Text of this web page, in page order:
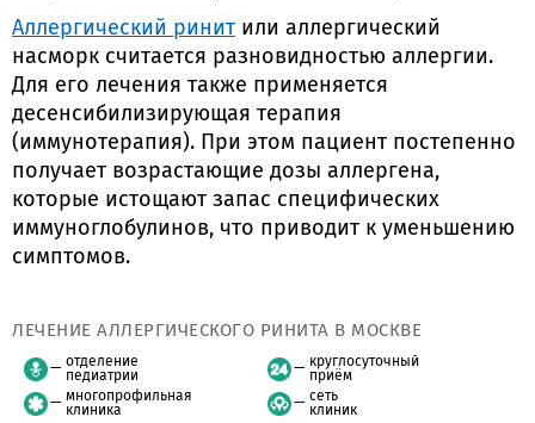
Аллергический ринит или аллергический
насморк считается разновидностью аллергии.
Для его лечения также применяется
десенсибилизирующая терапия
(иммунотерапия). При этом пациент постепенно
получает возрастающие дозы аллергена,
которые истощают запас специфических
иммуноглобулинов, что приводит к уменьшению
симптомов.
ЛЕЧЕНИЕ АЛЛЕРГИЧЕСКОГО РИНИТА В МОСКВЕ
отделение
педиатрии
многопрофильная
клиника
круглосуточный
приём
сеть
клиник